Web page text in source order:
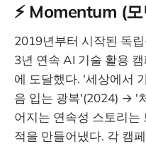
⚡ Momentum (
2019년부터 시작된 독
3년 연속 AI 기술 활용
에 도달했다. '세상에서
음 입는 광복'(2024) → '
어지는 연속성 스토리는
적을 만들어냈다. 각 캠